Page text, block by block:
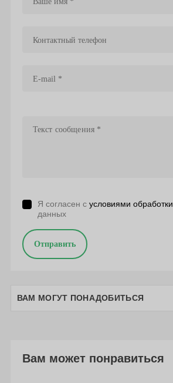
Я согласен с условиями обработки
данных
Отправить
ВАМ МОГУТ ПОНАДОБИТЬСЯ
Вам может понравиться